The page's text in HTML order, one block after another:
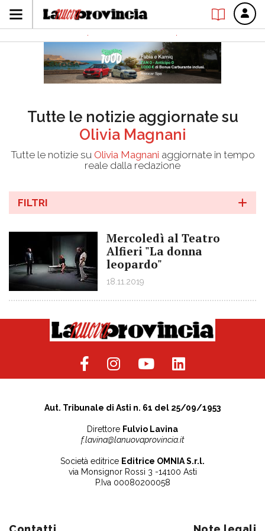
Tutte le notizie aggiornate su
Olivia Magnani
Tutte le notizie su Olivia Magnani aggiornate in tempo
reale dalla redazione
FILTRI
Mercoledì al Teatro
Alfieri "La donna
leopardo"
18.11.2019
Aut. Tribunale di Asti n. 61 del 25/09/1953
Direttore Fulvio Lavina
f.lavina@lanuovaprovincia.it
Società editrice Editrice OMNIA S.r.l.
via Monsignor Rossi 3 -14100 Asti
P.Iva 00080200058